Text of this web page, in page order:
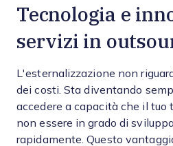
Tecnologia e
servizi in
L'esternalizzazione non
dei costi. Sta diventando
accedere a capacità che il
non essere in grado di
rapidamente. Questo